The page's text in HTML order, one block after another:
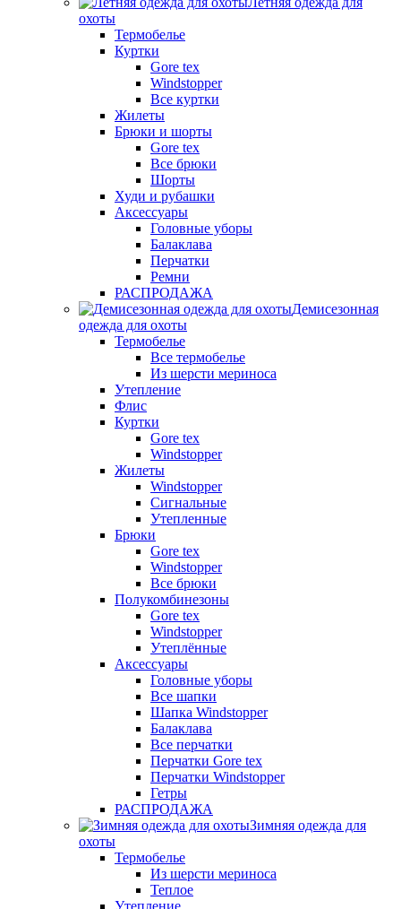
охоты
Термобелье
Куртки
Gore tex
Windstopper
Все куртки
Жилеты
Брюки и шорты
Gore tex
Все брюки
Шорты
Худи и рубашки
Аксессуары
Головные уборы
Балаклава
Перчатки
Ремни
РАСПРОДАЖА
Демисезонная
одежда для охоты
Термобелье
Все термобелье
Из шерсти мериноса
Утепление
Флис
Куртки
Gore tex
Windstopper
Жилеты
Windstopper
Сигнальные
Утепленные
Брюки
Gore tex
Windstopper
Все брюки
Полукомбинезоны
Gore tex
Windstopper
Утеплённые
Аксессуары
Головные уборы
Все шапки
Шапка Windstopper
Балаклава
Все перчатки
Перчатки Gore tex
Перчатки Windstopper
Гетры
РАСПРОДАЖА
Зимняя одежда для
охоты
Термобелье
Из шерсти мериноса
Теплое
Утепление